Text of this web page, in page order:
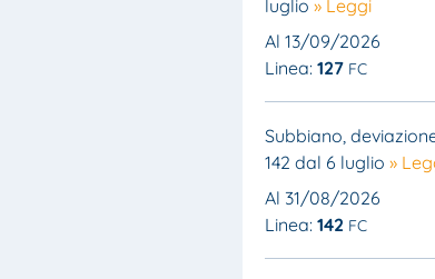
luglio » Leggi
Al 13/09/2026
Linea: 127 FC
Subbiano,
142 dal 6 luglio »
Al 31/08/2026
Linea: 142 FC